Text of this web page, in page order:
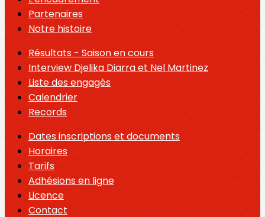
Partenaires
Notre histoire
Résultats - Saison en cours
Interview Djelika Diarra et Nel Martinez
Liste des engagés
Calendrier
Records
Dates inscriptions et documents
Horaires
Tarifs
Adhésions en ligne
Licence
Contact